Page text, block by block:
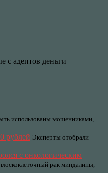
адептов деньги
использованы мошенниками,
рублей Эксперты отобрали
с онкологическим
рак миндалины,